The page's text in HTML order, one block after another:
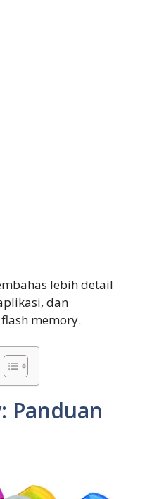
lebih detail
dan
memory.
Panduan